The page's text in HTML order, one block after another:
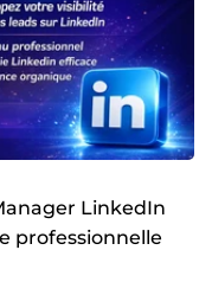
LinkedIn
professionnelle